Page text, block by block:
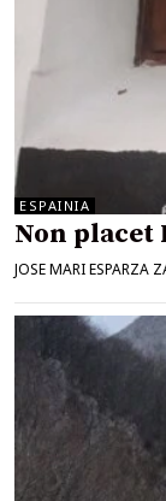
ESPAINIA
Non placet
JOSE MARI ESPARZA